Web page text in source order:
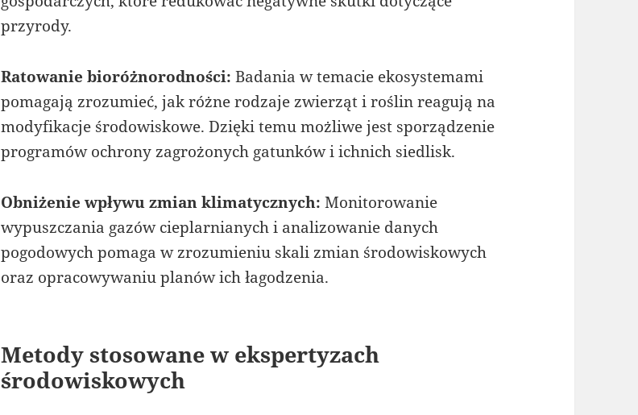
przyrody.
Ratowanie bioróżnorodności: Badania w temacie ekosystemami
pomagają zrozumieć, jak różne rodzaje zwierząt i roślin reagują na
modyfikacje środowiskowe. Dzięki temu możliwe jest sporządzenie
programów ochrony zagrożonych gatunków i ichnich siedlisk.
Obniżenie wpływu zmian klimatycznych: Monitorowanie
wypuszczania gazów cieplarnianych i analizowanie danych
pogodowych pomaga w zrozumieniu skali zmian środowiskowych
oraz opracowywaniu planów ich łagodzenia.
Metody stosowane w ekspertyzach
środowiskowych